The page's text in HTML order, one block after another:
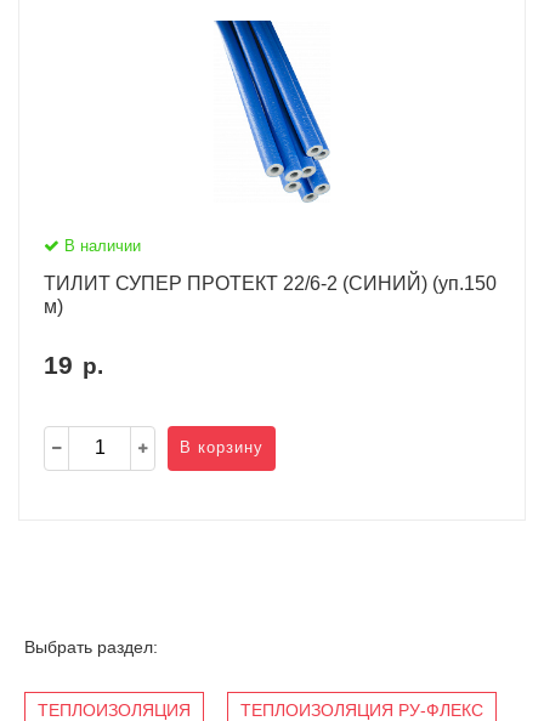
В наличии
ТИЛИТ СУПЕР ПРОТЕКТ 22/6-2 (СИНИЙ) (уп.150
м)
19 р.
В корзину
Выбрать раздел:
ТЕПЛОИЗОЛЯЦИЯ ТЕПЛОИЗОЛЯЦИЯ РУ-ФЛЕКС